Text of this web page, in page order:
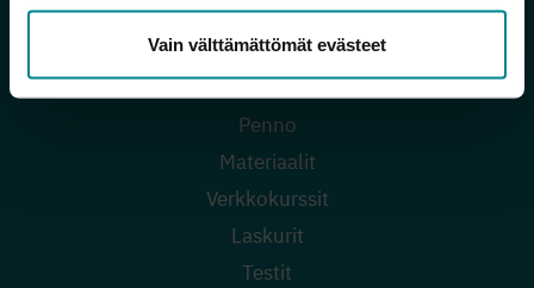
Vain välttämättömät evästeet
Neuvonta
Takuusäätiön takaus
Takuusäätiön pienlaina
Penno
Materiaalit
Verkkokurssit
Laskurit
Testit